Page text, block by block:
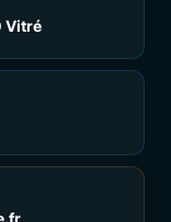
Vitré